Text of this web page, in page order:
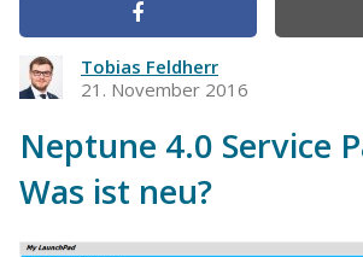
Tobias Feldherr
21. November 2016
Neptune 4.0 Service
Was ist neu?